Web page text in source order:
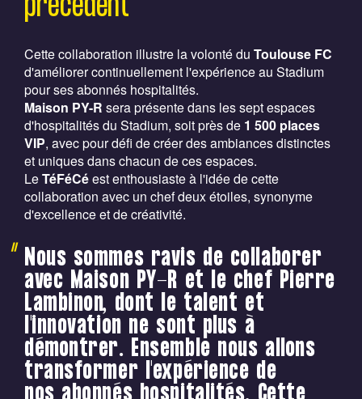
précédent
Cette collaboration illustre la volonté du Toulouse FC
d'améliorer continuellement l'expérience au Stadium
pour ses abonnés hospitalités.
Maison PY-R sera présente dans les sept espaces
d'hospitalités du Stadium, soit près de 1 500 places
VIP, avec pour défi de créer des ambiances distinctes
et uniques dans chacun de ces espaces.
LeTéFéCéest enthousiaste à l'idée de cette
collaboration avec un chef deux étoiles, synonyme
d'excellence et de créativité.
Nous sommes ravis de collaborer
avec Maison PY-R et le chef Pierre
Lambinon, dont le talent et
l'innovation ne sont plus à
démontrer. Ensemble nous allons
transformer l'expérience de